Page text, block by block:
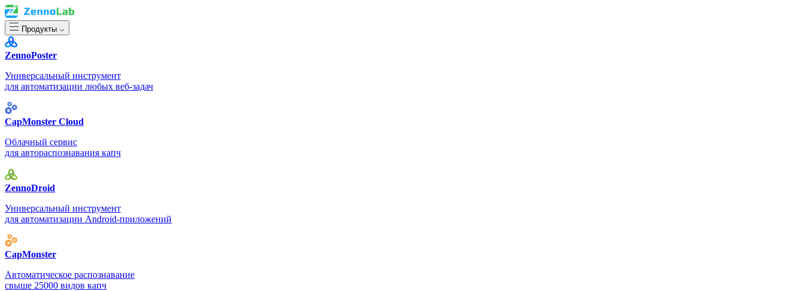
Продукты
ZennoPoster
Универсальный инструмент
для автоматизации любых веб-задач
CapMonster Cloud
Облачный сервис
для автораспознавания капч
ZennoDroid
Универсальный инструмент
для автоматизации Android-приложений
CapMonster
Автоматическое распознавание
свыше 25000 видов капч